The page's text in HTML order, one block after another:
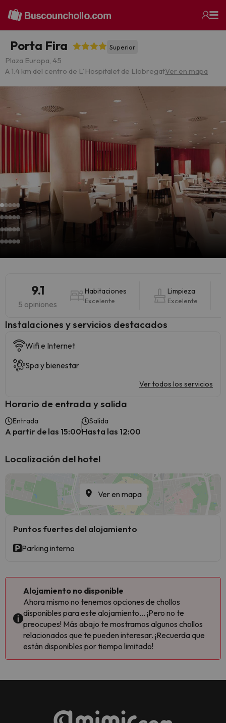
Porta Fira Superior
Plaza Europa, 45
A 1.4 km del centro de L'Hospitalet de LlobregatVer en mapa
9.1
5 opiniones
Habitaciones
Excelente
Limpieza
Excelente
Instalaciones y servicios destacados
Wifi e Internet
Spa y bienestar
Ver todos los servicios
Horario de entrada y salida
Entrada
A partir de las 15:00
Salida
Hasta las 12:00
Localización del hotel
Ver en mapa
Puntos fuertes del alojamiento
Parking interno
Alojamiento no disponible
Ahora mismo no tenemos opciones de chollos
disponibles para este alojamiento... ¡Pero no te
preocupes! Más abajo te mostramos algunos chollos
relacionados que te pueden interesar. ¡Recuerda que
están disponibles por tiempo limitado!